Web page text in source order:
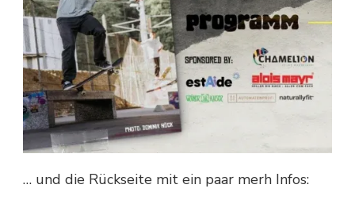
… und die Rückseite mit ein paar merh Infos: